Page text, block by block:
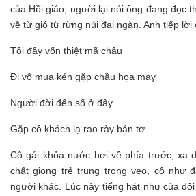
của Hồi giáo, người lại nói ông đang đọc
về từ gió từ rừng núi đại ngàn. Anh tiếp lời
Tôi đây vốn thiệt mã châu
Đi vô mua kén gặp chầu họa may
Người đời đến số ở đây
Gặp cô khách lạ rao rày bán tơ...
Cô gái khỏa nước bơi về phía trước, xa
chất giọng trẻ trung trong veo, cô như
người khác. Lúc này tiếng hát như của